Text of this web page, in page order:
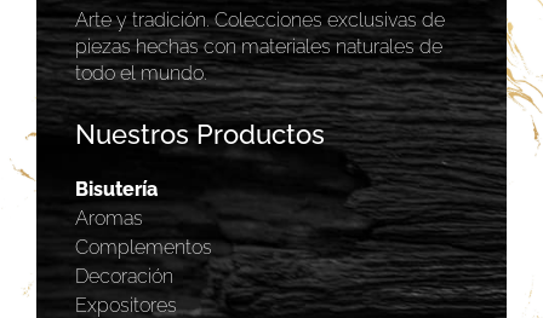
Arte y tradición. Colecciones exclusivas de
piezas hechas con materiales naturales de
todo el mundo.
Nuestros Productos
Bisutería
Aromas
Complementos
Decoración
Expositores